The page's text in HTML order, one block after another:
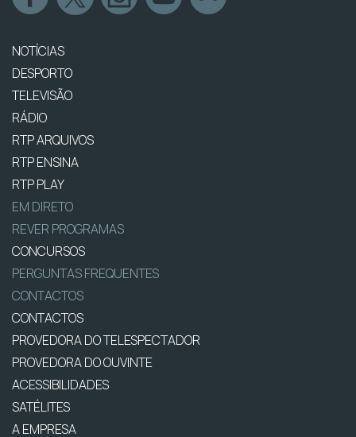
NOTÍCIAS
DESPORTO
TELEVISÃO
RÁDIO
RTP ARQUIVOS
RTP ENSINA
RTP PLAY
EM DIRETO
REVER PROGRAMAS
CONCURSOS
PERGUNTAS FREQUENTES
CONTACTOS
CONTACTOS
PROVEDORA DO TELESPECTADOR
PROVEDORA DO OUVINTE
ACESSIBILIDADES
SATÉLITES
A EMPRESA